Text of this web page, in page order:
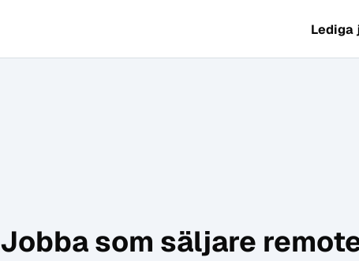
Lediga
Jobba som säljare